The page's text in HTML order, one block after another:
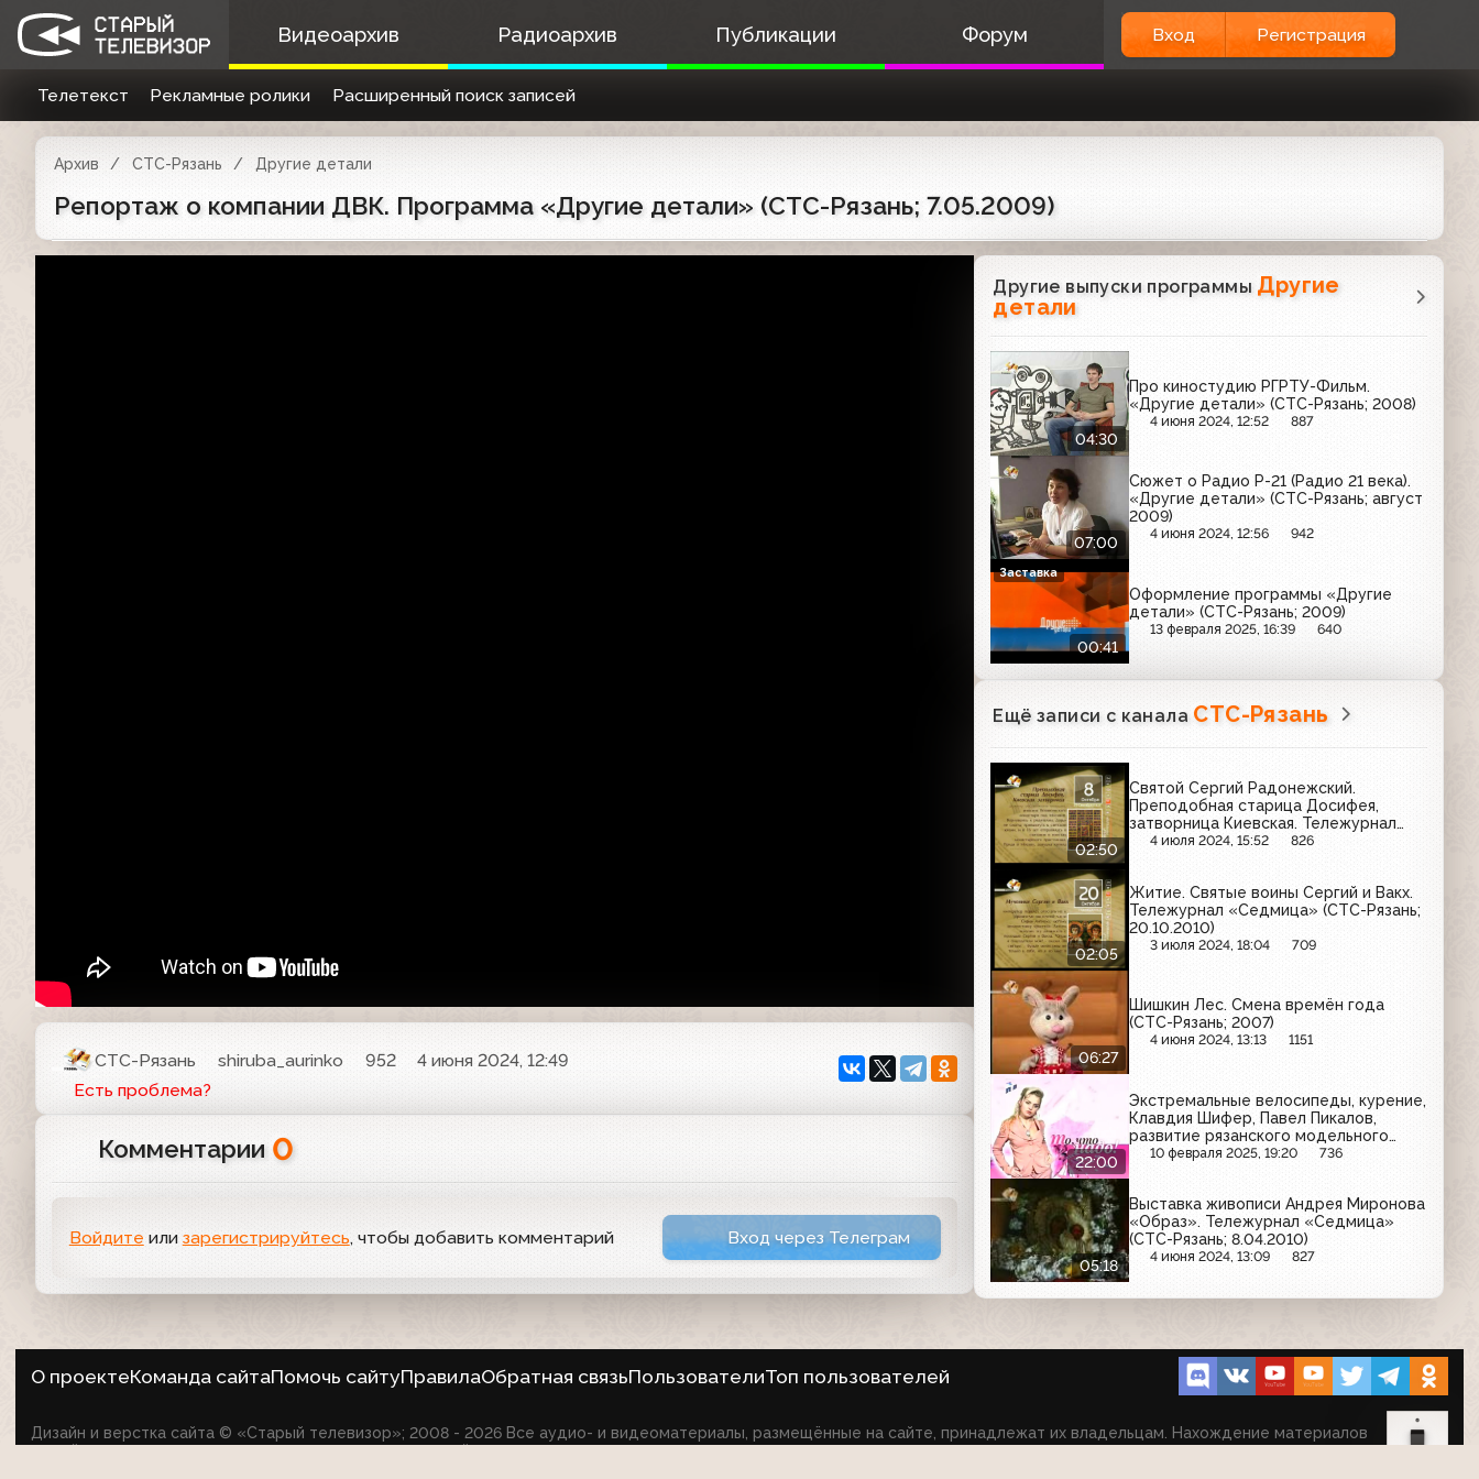
Видеоархив Радиоархив Публикации Форум Вход Регистрация
Телетекст Рекламные ролики Расширенный поиск записей
Архив СТС-Рязань Другие детали
Репортаж о компании ДВК. Программа «Другие детали» (СТС-Рязань; 7.05.2009)
СТС-Рязань shiruba_aurinko 952
4 июня 2024, 12:49
Есть проблема?
Комментарии 0
Войдите или зарегистрируйтесь, чтобы добавить комментарий Вход через Телеграм
Другие выпуски программы Другие
детали
04:30
Про киностудию РГРТУ-Фильм.
«Другие детали» (СТС-Рязань; 2008)
4 июня 2024, 12:52 887
07:00
Сюжет о Радио Р-21 (Радио 21 века).
«Другие детали» (СТС-Рязань; август
2009)
4 июня 2024, 12:56 942
00:41
Оформление программы «Другие
детали» (СТС-Рязань; 2009)
13 февраля 2025, 16:39 640
Заставка
Ещё записи с канала СТС-Рязань
02:50
Святой Сергий Радонежский.
Преподобная старица Досифея,
затворница Киевская. Тележурнал
«Седмица» (СТС-Рязань; 08.10.2010)
4 июля 2024, 15:52 826
02:05
Житие. Святые воины Сергий и Вакх.
Тележурнал «Седмица» (СТС-Рязань;
20.10.2010)
3 июля 2024, 18:04 709
06:27
Шишкин Лес. Смена времён года
(СТС-Рязань; 2007)
4 июня 2024, 13:13 1151
22:00
Экстремальные велосипеды, курение,
Клавдия Шифер, Павел Пикалов,
развитие рязанского модельного
бизнеса. «То, что надо» (Либурна-ТВ;
10 февраля 2025, 19:20 736
05:18
Выставка живописи Андрея Миронова
«Образ». Тележурнал «Седмица»
(СТС-Рязань; 8.04.2010)
4 июня 2024, 13:09 827
О проектеКоманда сайтаПомочь сайтуПравилаОбратная связьПользователиТоп пользователей
Дизайн и верстка сайта © «Старый телевизор»; 2008 - 2026 Все аудио- и видеоматериалы, размещённые на сайте, принадлежат их владельцам. Нахождение материалов
на сайте не оспаривает авторские права их создателей.